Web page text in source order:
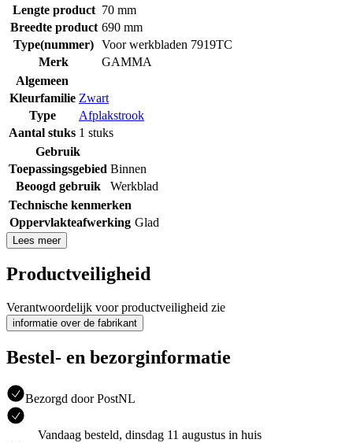
Lengte product 70 mm
Breedte product 690 mm
Type(nummer) Voor werkbladen 7919TC
Merk
GAMMA
Algemeen
Kleurfamilie Zwart
Type
Afplakstrook
Aantal stuks 1 stuks
Gebruik
Toepassingsgebied Binnen
Beoogd gebruik
Werkblad
Technische kenmerken
Oppervlakteafwerking Glad
Lees meer
Productveiligheid
Verantwoordelijk voor productveiligheid zie
informatie over de fabrikant
Bestel- en bezorginformatie
Bezorgd door PostNL
Vandaag besteld, dinsdag 11 augustus in huis